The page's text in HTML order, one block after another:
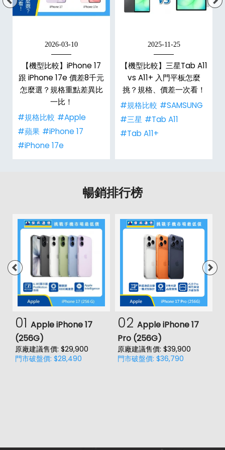
2026-03-10
【機型比較】iPhone 17
跟 iPhone 17e 價差8千元
怎麼選？規格重點差異比
一比！
#規格比較 #Apple
#蘋果 #iPhone 17
#iPhone 17e
2025-11-25
【機型比較】三星Tab A11
vs A11+ 入門平板怎麼
挑？規格、價差一次看！
#規格比較 #SAMSUNG
#三星 #Tab A11
#Tab A11+
暢銷排行榜
01 Apple iPhone 17
(256G)
原廠建議售價: $29,900
門市破盤價: $28,490
02 Apple iPhone 17
Pro (256G)
原廠建議售價: $39,900
門市破盤價: $36,790